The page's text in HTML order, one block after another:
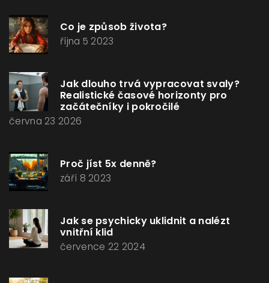
Co je způsob života?
října 5 2023
Jak dlouho trvá vypracovat svaly?
Realistické časové horizonty pro
začátečníky i pokročilé
června 23 2026
Proč jíst 5x denně?
září 8 2023
Jak se psychicky uklidnit a nalézt
vnitřní klid
července 22 2024